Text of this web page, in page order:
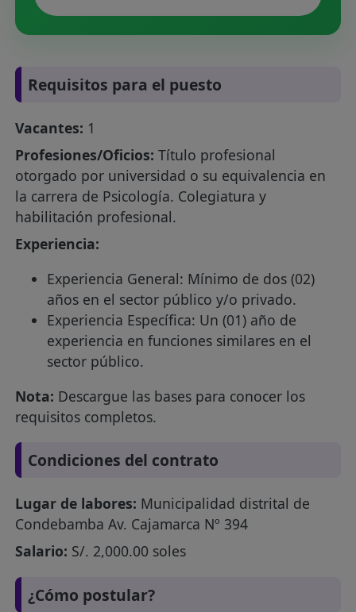
Requisitos para el puesto
Vacantes: 1
Profesiones/Oficios: Título profesional
otorgado por universidad o su equivalencia en
la carrera de Psicología. Colegiatura y
habilitación profesional.
Experiencia:
Experiencia General: Mínimo de dos (02)
años en el sector público y/o privado.
Experiencia Específica: Un (01) año de
experiencia en funciones similares en el
sector público.
Nota: Descargue las bases para conocer los
requisitos completos.
Condiciones del contrato
Lugar de labores: Municipalidad distrital de
Condebamba Av. Cajamarca Nº 394
Salario: S/. 2,000.00 soles
¿Cómo postular?